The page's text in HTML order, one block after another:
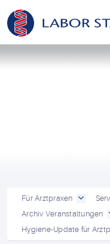
Für Arztpraxen
Archiv Veranstaltungen
Hygiene-Update für